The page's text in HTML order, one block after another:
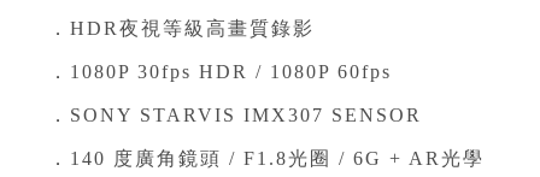
．HDR夜視等級高畫質錄影⁣
．1080P 30fps HDR / 1080P 60fps⁣
．SONY STARVIS IMX307 SENSOR⁣
．140 度廣角鏡頭 / F1.8光圈 / 6G + AR光學